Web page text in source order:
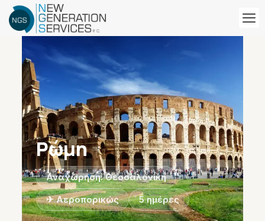
Ρώμη
Αναχώρηση: Θεσσαλονίκη
✈ Αεροπορικώς
5 ημέρες